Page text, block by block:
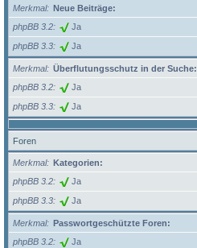
Merkmal
Neue Beiträge:
phpBB 3.2
Ja
phpBB 3.3 Ja
Merkmal
Überflutungsschutz in der Suche:
phpBB 3.2
Ja
phpBB 3.3 Ja
Foren
Merkmal
Kategorien:
phpBB 3.2
Ja
phpBB 3.3 Ja
Merkmal
Passwortgeschützte Foren:
phpBB 3.2
Ja